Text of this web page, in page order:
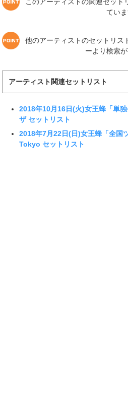
ていま
他のアーティストのセットリス
ーより検索が
アーティスト関連セットリスト
2018年10月16日(火)女王蜂「単
ザ セットリスト
2018年7月22日(日)女王蜂「全国
Tokyo セットリスト